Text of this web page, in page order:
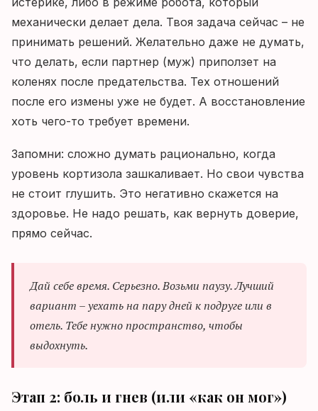
механически делает дела. Твоя задача сейчас – не
принимать решений. Желательно даже не думать,
что делать, если партнер (муж) приползет на
коленях после предательства. Тех отношений
после его измены уже не будет. А восстановление
хоть чего-то требует времени.
Запомни: сложно думать рационально, когда
уровень кортизола зашкаливает. Но свои чувства
не стоит глушить. Это негативно скажется на
здоровье. Не надо решать, как вернуть доверие,
прямо сейчас.
Дай себе время. Серьезно. Возьми паузу. Лучший
вариант – уехать на пару дней к подруге или в
отель. Тебе нужно пространство, чтобы
выдохнуть.
Этап 2: боль и гнев (или «как он мог»)